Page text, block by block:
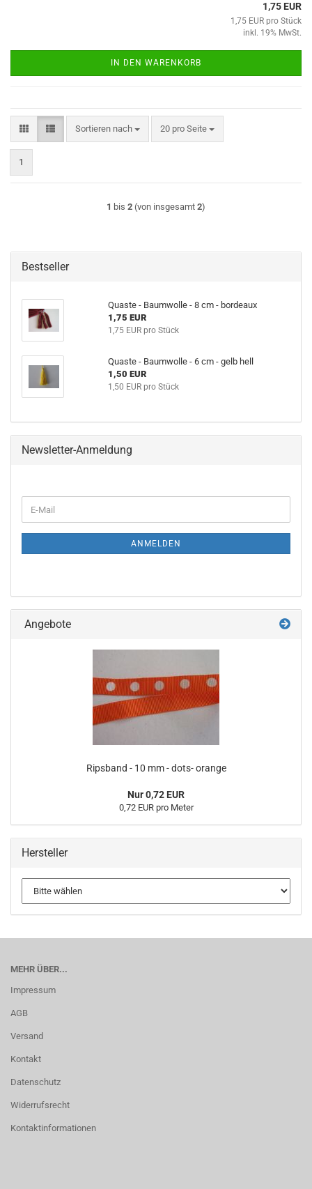
1,75 EUR
1,75 EUR pro Stück
inkl. 19% MwSt.
IN DEN WARENKORB
Sortieren nach
Sortieren nach 20 pro Seite
pro Seite
1
1 bis 2 (von insgesamt 2)
Bestseller
Quaste - Baumwolle - 8 cm - bordeaux
1,75 EUR
1,75 EUR pro Stück
Quaste - Baumwolle - 6 cm - gelb hell
1,50 EUR
1,50 EUR pro Stück
Newsletter-Anmeldung
ZUR
E-
Mail
ANMELDEN
Angebote
Ripsband - 10 mm - dots- orange
Nur 0,72 EUR
0,72 EUR pro Meter
Hersteller
MEHR ÜBER...
Impressum
AGB
Versand
Kontakt
Datenschutz
Widerrufsrecht
Kontaktinformationen